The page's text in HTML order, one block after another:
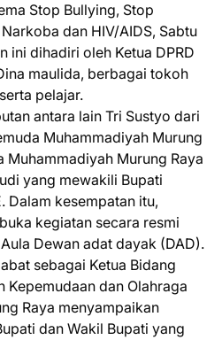
Stop Bullying, Stop
dan HIV/AIDS, Sabtu
ini dihadiri oleh Ketua DPRD
maulida, berbagai tokoh
pelajar.
antara lain Tri Sustyo dari
Muhammadiyah Murung
Muhammadiyah Murung Raya
yang mewakili Bupati
Dalam kesempatan itu,
kegiatan secara resmi
Dewan adat dayak (DAD).
sebagai Ketua Bidang
Kepemudaan dan Olahraga
Raya menyampaikan
dan Wakil Bupati yang